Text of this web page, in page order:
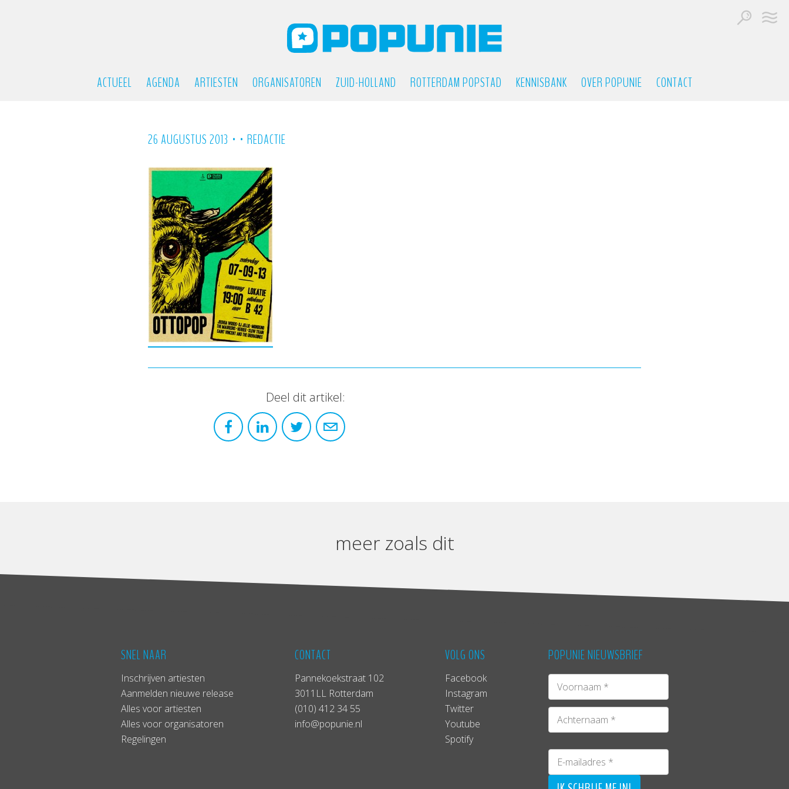
ACTUEEL AGENDA ARTIESTEN ORGANISATOREN ZUID-HOLLAND ROTTERDAM POPSTAD KENNISBANK OVER POPUNIE CONTACT
26 AUGUSTUS 2013 • • REDACTIE
Deel dit artikel:
meer zoals dit
SNEL NAAR
Inschrijven artiesten
Aanmelden nieuwe release
Alles voor artiesten
Alles voor organisatoren
Regelingen
CONTACT
Pannekoekstraat 102
3011LL Rotterdam
(010) 412 34 55
info@popunie.nl
VOLG ONS
Facebook
Instagram
Twitter
Youtube
Spotify
POPUNIE NIEUWSBRIEF